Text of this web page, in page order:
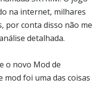
na internet, milhares
por conta disso não me
detalhada.
o novo Mod de
mod foi uma das coisas